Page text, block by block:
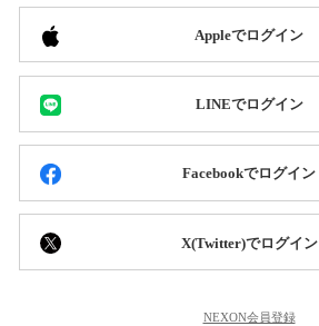
Appleでログイン
LINEでログイン
Facebookでログイン
X(Twitter)でログイン
NEXON会員登録